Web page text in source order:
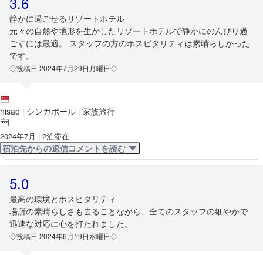
静かに過ごせるリゾートホテル
元々の自然や地形を生かしたリゾートホテルで静かにのんびり過
ごすには最適。 スタッフの方のホスピタリティは素晴らしかった
です。
◇投稿日 2024年7月29日月曜日◇
hisao | シンガポール | 家族旅行
2024年7月 | 2泊滞在
宿泊先からの返信コメントを読む
5.0
最高の環境とホスピタリティ
場所の素晴らしさも去ることながら、全てのスタッフの細やかで
迅速な対応に心を打たれました。
◇投稿日 2024年6月19日水曜日◇